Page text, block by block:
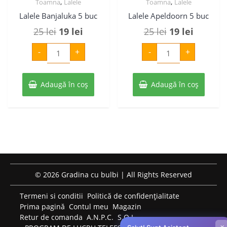
Toamna Lalele
Lalele Banjaluka 5 buc
25lei Prețul
inițial
a
fost:
25 lei.
19 lei
curent
este:
19 lei.
-
Cantitate
Lalele
Banjaluka
buc
+
Adaugă în coș
Toamna Lalele
Lalele Apeldoorn 5 buc
25lei Prețul
inițial
a
fost:
25 lei.
19 leiPrețul
curent
este:
19 lei.
-
Cantitate
Lalele
Apeldoorn
buc
+
Adaugă în coș
© 2026 Gradina cu bulbi | All Rights Reserved
Termeni si conditii Politică de confidențialitate
Prima pagină Contul meu Magazin
Retur de comanda A.N.P.C. S.O.L.